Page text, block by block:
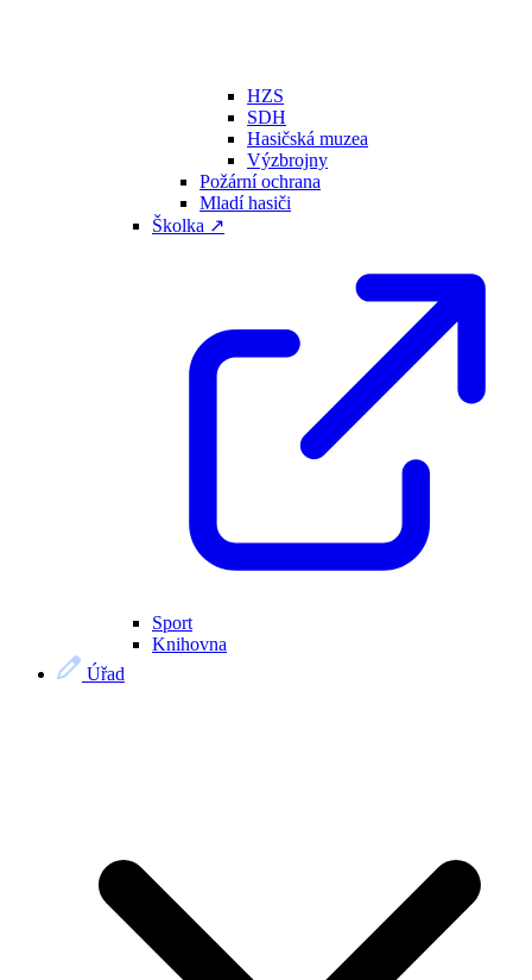
HZS
SDH
Hasičská muzea
Výzbrojny
Požární ochrana
Mladí hasiči
Školka ↗
Sport
Knihovna
Úřad